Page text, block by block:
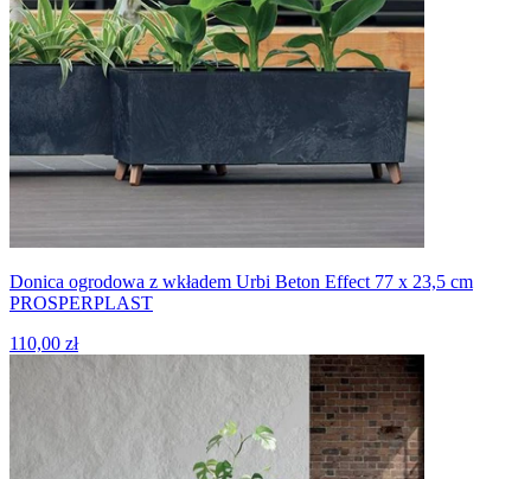
Donica ogrodowa z wkładem Urbi Beton Effect 77 x 23,5 cm
PROSPERPLAST
110,00 zł